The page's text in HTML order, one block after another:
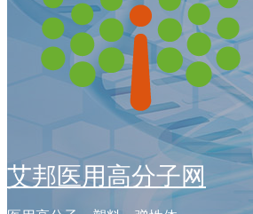
艾邦医用高分子网